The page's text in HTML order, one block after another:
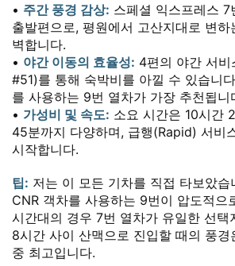
• 주간 풍경 감상: 스페셜 익스프레스
출발편으로, 평원에서 고산지대로 변
벽합니다.
• 야간 이동의 효율성: 4편의 야간 서
#51)를 통해 숙박비를 아낄 수 있습니
를 사용하는 9번 열차가 가장 추천됩니
• 가성비 및 속도: 소요 시간은 10시간
45분까지 다양하며, 급행(Rapid) 서비
시작합니다.
팁: 저는 이 모든 기차를 직접 타보았습
CNR 객차를 사용하는 9번이 압도적으
시간대의 경우 7번 열차가 유일한 선택
8시간 사이 산맥으로 진입할 때의 풍경
중 최고입니다.